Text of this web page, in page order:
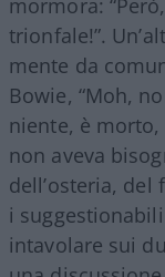
mormora:
trionfale!”.
mente da
Bowie, “Moh,
niente, è morto,
non aveva
dell’osteria,
i
intavolare sui